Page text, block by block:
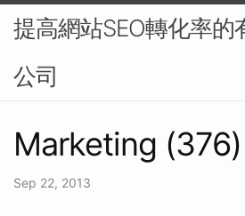
提高網站SEO轉化率
公司
Marketing (376)
Sep 22, 2013